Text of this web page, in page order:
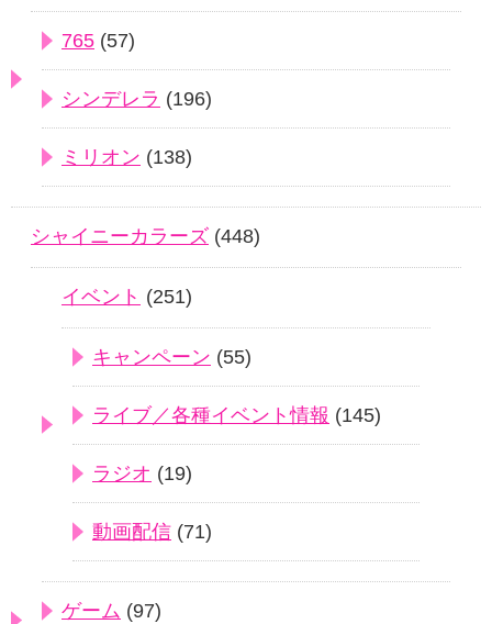
765 (57)
シンデレラ (196)
ミリオン (138)
シャイニーカラーズ (448)
イベント (251)
キャンペーン (55)
ライブ／各種イベント情報 (145)
ラジオ (19)
動画配信 (71)
ゲーム (97)